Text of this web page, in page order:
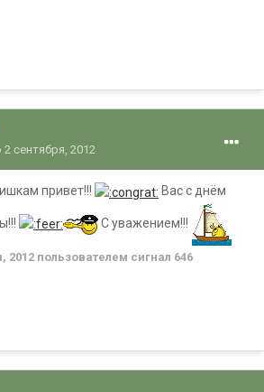
2 сентября, 2012
привет!!! Вас с днём
С уважением!!!
2012 пользователем сигнал 646